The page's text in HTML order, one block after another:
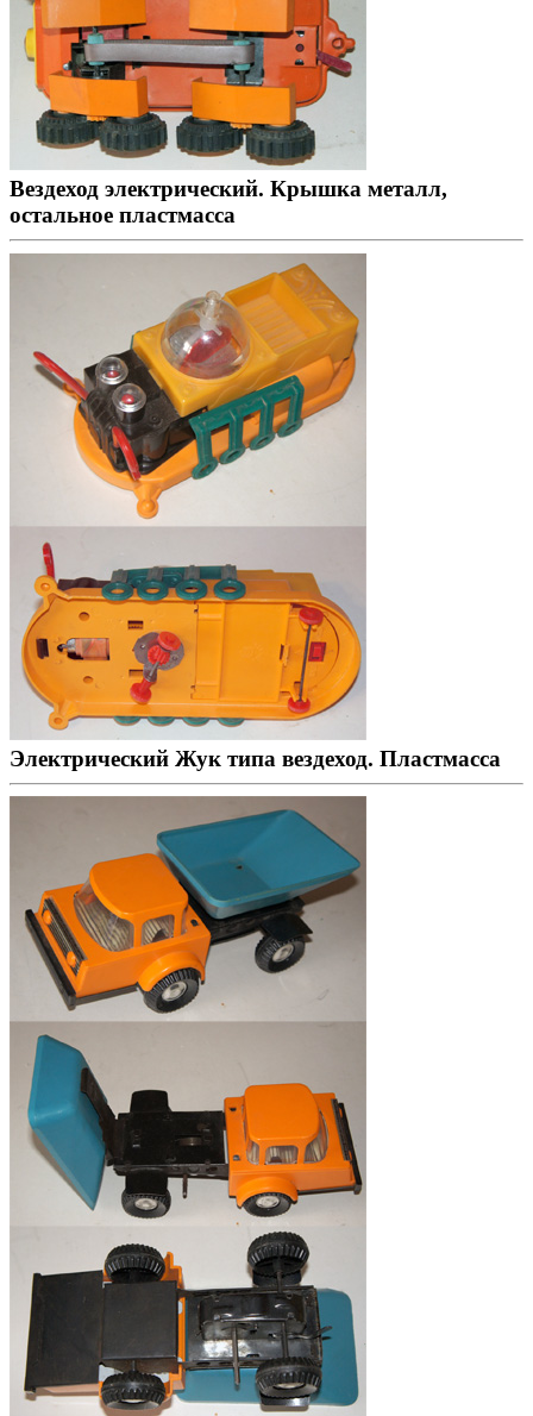
Вездеход электрический. Крышка металл,
остальное пластмасса
Электрический Жук типа вездеход. Пластмасса